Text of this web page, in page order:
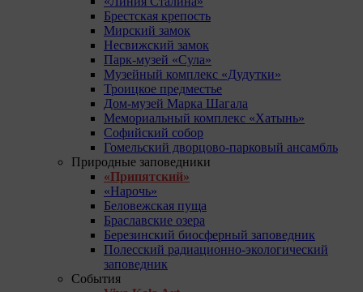
Брестская крепость
Мирский замок
Несвижский замок
Парк-музей «Сула»
Музейный комплекс «Дудутки»
Троицкое предместье
Дом-музей Марка Шагала
Мемориальный комплекс «Хатынь»
Софийский собор
Гомельский дворцово-парковый ансамбль
Природные заповедники
«Припятский»
«Нарочь»
Беловежская пуща
Браславские озера
Березинский биосферный заповедник
Полесский радиационно-экологический
заповедник
События